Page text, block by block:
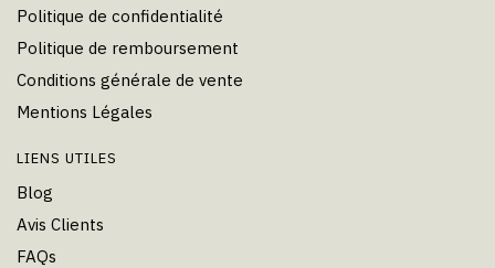
Politique de confidentialité
Politique de remboursement
Conditions générale de vente
Mentions Légales
LIENS UTILES
Blog
Avis Clients
FAQs